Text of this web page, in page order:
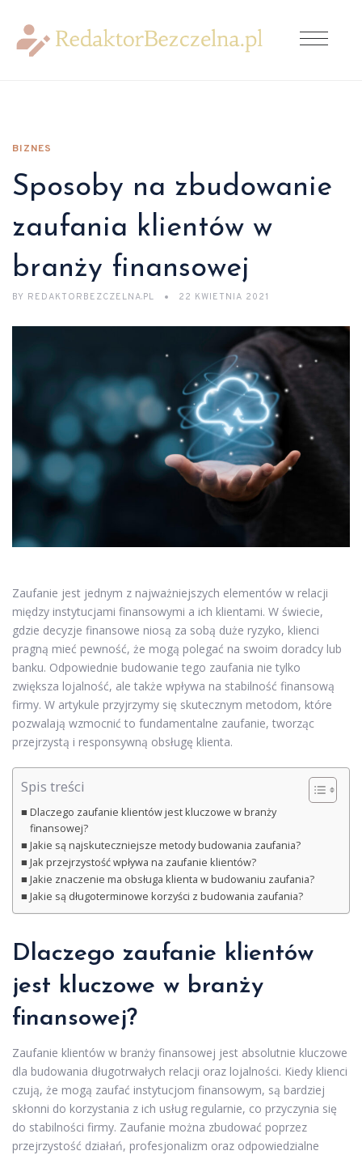
BIZNES
Sposoby na zbudowanie
zaufania klientów w
branży finansowej
BY REDAKTORBEZCZELNA.PL 22 KWIETNIA 2021
Zaufanie jest jednym z najważniejszych elementów w relacji
między instytucjami finansowymi a ich klientami. W świecie,
gdzie decyzje finansowe niosą za sobą duże ryzyko, klienci
pragną mieć pewność, że mogą polegać na swoim doradcy lub
banku. Odpowiednie budowanie tego zaufania nie tylko
zwiększa lojalność, ale także wpływa na stabilność finansową
firmy. W artykule przyjrzymy się skutecznym metodom, które
pozwalają wzmocnić to fundamentalne zaufanie, tworząc
przejrzystą i responsywną obsługę klienta.
Spis treści
Dlaczego zaufanie klientów jest kluczowe w branży
finansowej?
Jakie są najskuteczniejsze metody budowania zaufania?
Jak przejrzystość wpływa na zaufanie klientów?
Jakie znaczenie ma obsługa klienta w budowaniu zaufania?
Jakie są długoterminowe korzyści z budowania zaufania?
Dlaczego zaufanie klientów
jest kluczowe w branży
finansowej?
Zaufanie klientów w branży finansowej jest absolutnie kluczowe
dla budowania długotrwałych relacji oraz lojalności. Kiedy klienci
czują, że mogą zaufać instytucjom finansowym, są bardziej
skłonni do korzystania z ich usług regularnie, co przyczynia się
do stabilności firmy. Zaufanie można zbudować poprzez
przejrzystość działań, profesjonalizm oraz odpowiedzialne